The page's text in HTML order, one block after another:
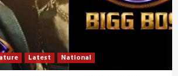
Latest National